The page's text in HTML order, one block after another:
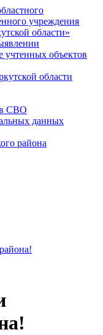
учреждения
области»
учтенных объектов
области
СВО
данных
района